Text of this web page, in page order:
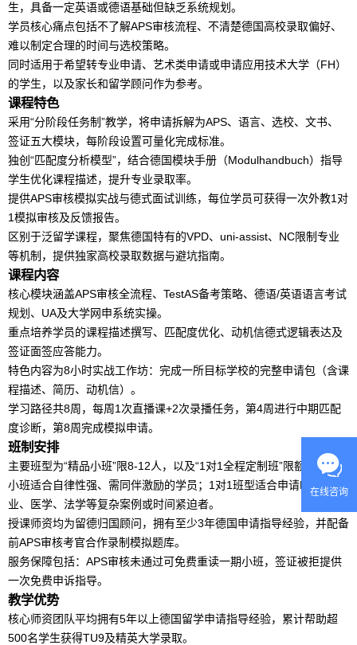
生，具备一定英语或德语基础但缺乏系统规划。
学员核心痛点包括不了解APS审核流程、不清楚德国高校录取偏好、
难以制定合理的时间与选校策略。
同时适用于希望转专业申请、艺术类申请或申请应用技术大学（FH）
的学生，以及家长和留学顾问作为参考。
课程特色
采用“分阶段任务制”教学，将申请拆解为APS、语言、选校、文书、
签证五大模块，每阶段设置可量化完成标准。
独创“匹配度分析模型”，结合德国模块手册（Modulhandbuch）指导
学生优化课程描述，提升专业录取率。
提供APS审核模拟实战与德式面试训练，每位学员可获得一次外教1对
1模拟审核及反馈报告。
区别于泛留学课程，聚焦德国特有的VPD、uni-assist、NC限制专业
等机制，提供独家高校录取数据与避坑指南。
课程内容
核心模块涵盖APS审核全流程、TestAS备考策略、 德语/英语语言考试
规划、UA及大学网申系统实操。
重点培养学员的课程描述撰写、匹配度优化、动机信德式逻辑表达及
签证面签应答能力。
特色内容为8小时实战工作坊：完成一所目标学校的完整申请包（含课
程描述、简历、动机信）。
学习路径共8周，每周1次直播课+2次录播任务，第4周进行中期匹配
度诊断，第8周完成模拟申请。
班制安排
主要班型为“精品小班”限8-12人，以及“1对1全程定制班”限额招生。
小班适合自律性强、需同伴激励的学员；1对1班型适合申请NC受限专
业、医学、法学等复杂案例或时间紧迫者。
授课师资均为留德归国顾问，拥有至少3年德国申请指导经验，并配备
前APS审核考官合作录制模拟题库。
服务保障包括： APS审核未通过可免费重读一期小班，签证被拒提供
一次免费申诉指导。
教学优势
核心师资团队平均拥有5年以上德国留学申请指导经验，累计帮助超
500名学生获得TU9及精英大学录取。
在线咨询